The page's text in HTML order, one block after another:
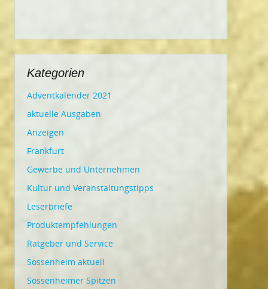
Kategorien
Adventkalender 2021
aktuelle Ausgaben
Anzeigen
Frankfurt
Gewerbe und Unternehmen
Kultur und Veranstaltungstipps
Leserbriefe
Produktempfehlungen
Ratgeber und Service
Sossenheim aktuell
Sossenheimer Spitzen